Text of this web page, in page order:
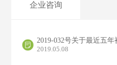
企业咨询
2019.05.08